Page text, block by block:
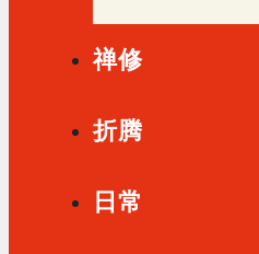
禅修
折腾
日常